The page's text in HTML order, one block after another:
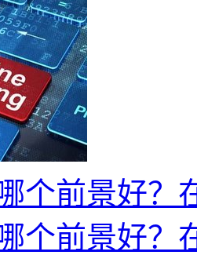
个前景好？
个前景好？